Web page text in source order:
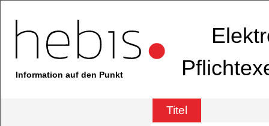
Information auf den Punkt
Titel